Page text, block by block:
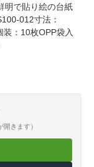
明で貼り絵の台紙
012寸法：
：10枚OPP袋入
きます）
で開きます）